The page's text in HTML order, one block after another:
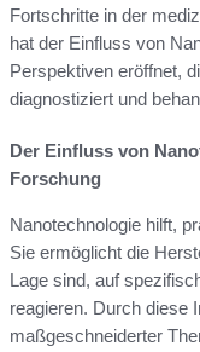
Fortschritte in der
hat der Einfluss von
Perspektiven eröffnet,
diagnostiziert und
Der Einfluss von
Forschung
Nanotechnologie hilft,
Sie ermöglicht die
Lage sind, auf
reagieren. Durch diese
maßgeschneiderter